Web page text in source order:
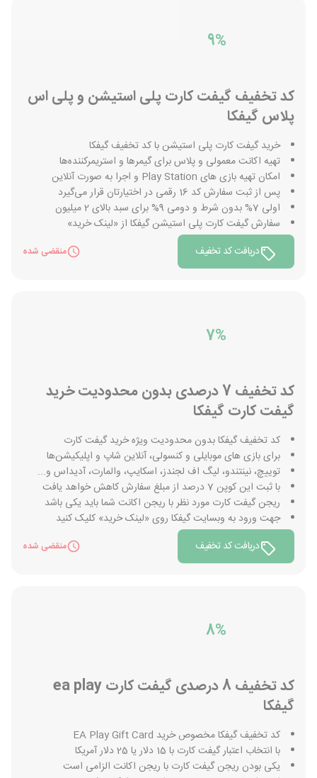
9%
کد تخفیف گیفت کارت پلی استیشن و پلی اس
پلاس گیفکا
خرید گیفت کارت پلی استیشن با کد تخفیف گیفکا
تهیه اکانت معمولی و پلاس برای گیمرها و استریمرکننده‌ها
امکان تهیه بازی های Play Station و اجرا به صورت آنلاین
پس از ثبت سفارش کد 16 رقمی در اختیارتان قرار می‌گیرد
اولی 7% بدون شرط و دومی 9% برای سبد بالای 2 میلیون
سفارش گیفت کارت پلی استیشن گیفکا از «لینک خرید»
دریافت کد تخفیف
منقضی شده
7%
کد تخفیف 7 درصدی بدون محدودیت خرید
گیفت کارت گیفکا
کد تخفیف گیفکا بدون محدودیت ویژه خرید گیفت کارت
برای بازی های موبایلی و کنسولی، آنلاین شاپ و اپلیکیشن‌ها
توییچ، نینتندو، لیگ اف لجندز، اسکایپ، والمارت، آدیداس و...
با ثبت این کوپن 7 درصد از مبلغ سفارش کاهش خواهد یافت
ریجن گیفت کارت مورد نظر با ریجن اکانت شما باید یکی باشد
جهت ورود به وبسایت گیفکا روی «لینک خرید» کلیک کنید
دریافت کد تخفیف
منقضی شده
8%
کد تخفیف 8 درصدی گیفت کارت ea play
گیفکا
کد تخفیف گیفکا مخصوص خرید EA Play Gift Card
با انتخاب اعتبار گیفت کارت با 15 دلار یا 25 دلار آمریکا
یکی بودن ریجن گیفت کارت با ریجن اکانت الزامی است